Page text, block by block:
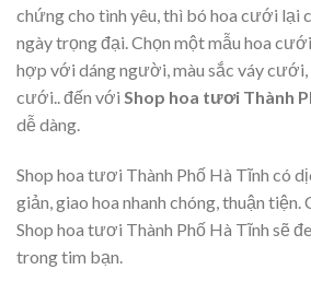
chứng cho tình yêu, thì bó hoa cưới lại
ngày trọng đại. Chọn một mẫu hoa
hợp với dáng người, màu sắc váy cưới,
cưới.. đến với Shop hoa tươi Thành
dễ dàng.
Shop hoa tươi Thành Phố Hà Tĩnh có
giản, giao hoa nhanh chóng, thuận tiện.
Shop hoa tươi Thành Phố Hà Tĩnh sẽ
trong tim bạn.